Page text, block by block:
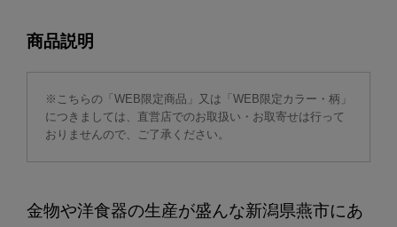
商品説明
※こちらの「WEB限定商品」又は「WEB限定カラー・柄」
につきましては、直営店でのお取扱い・お取寄せは行って
おりませんので、ご了承ください。
金物や洋食器の生産が盛んな新潟県燕市にあ